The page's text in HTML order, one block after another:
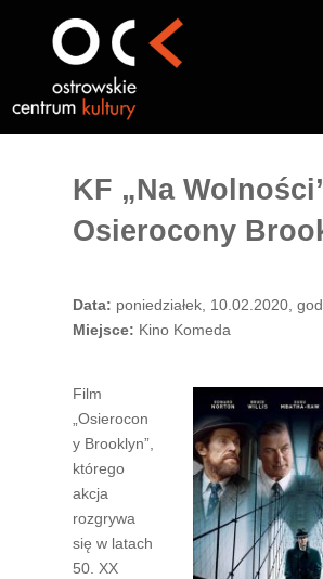
KF „Na
Osierocony
Data: poniedziałek, 10.02.2020,
Miejsce: Kino Komeda
Film
„Osierocon
y Brooklyn”,
którego
akcja
rozgrywa
się w latach
50. XX